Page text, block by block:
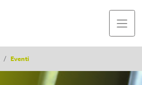
/ Eventi